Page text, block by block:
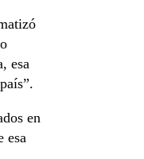
esa
en
esa